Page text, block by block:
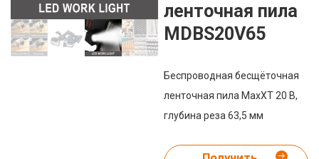
ленточная пила
MDBS20V65
Беспроводная бесщёточная
ленточная пила MaxXT 20 В,
глубина реза 63,5 мм